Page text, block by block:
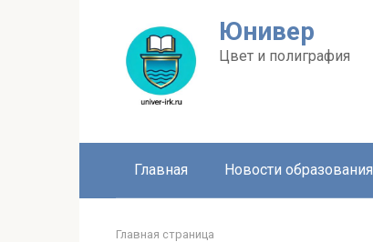
Юнивер
Цвет и полиграфия
Главная Новости образования
Главная страница